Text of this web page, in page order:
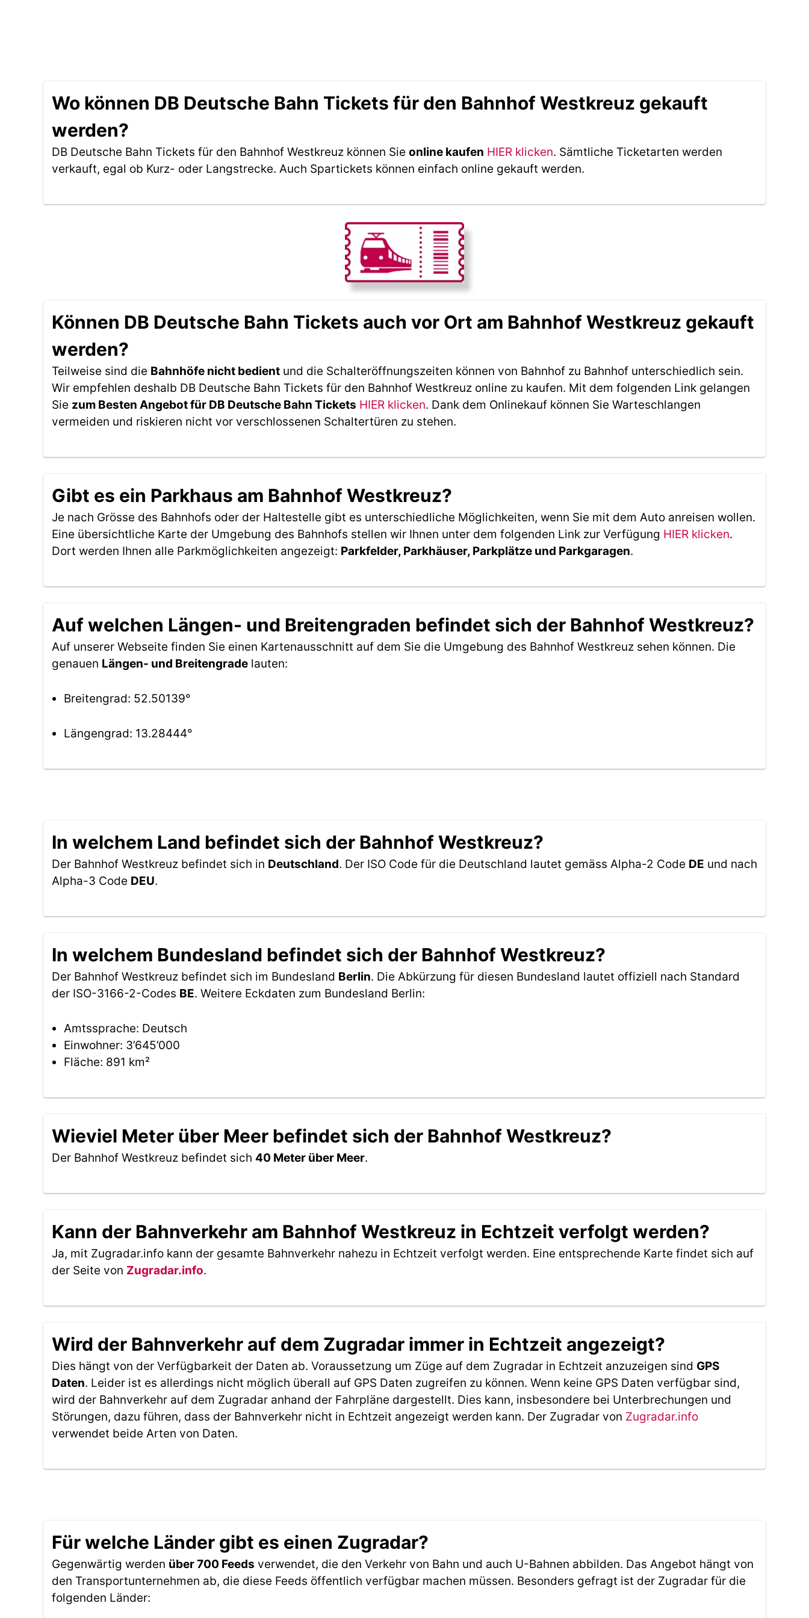
Wo können DB Deutsche Bahn Tickets für den Bahnhof Westkreuz gekauft
werden?
DB Deutsche Bahn Tickets für den Bahnhof Westkreuz können Sie online kaufen HIER klicken. Sämtliche Ticketarten werden
verkauft, egal ob Kurz- oder Langstrecke. Auch Spartickets können einfach online gekauft werden.
Können DB Deutsche Bahn Tickets auch vor Ort am Bahnhof Westkreuz gekauft
werden?
Teilweise sind die Bahnhöfe nicht bedient und die Schalteröffnungszeiten können von Bahnhof zu Bahnhof unterschiedlich sein.
Wir empfehlen deshalb DB Deutsche Bahn Tickets für den Bahnhof Westkreuz online zu kaufen. Mit dem folgenden Link gelangen
Sie zum Besten Angebot für DB Deutsche Bahn Tickets HIER klicken. Dank dem Onlinekauf können Sie Warteschlangen
vermeiden und riskieren nicht vor verschlossenen Schaltertüren zu stehen.
Gibt es ein Parkhaus am Bahnhof Westkreuz?
Je nach Grösse des Bahnhofs oder der Haltestelle gibt es unterschiedliche Möglichkeiten, wenn Sie mit dem Auto anreisen wollen.
Eine übersichtliche Karte der Umgebung des Bahnhofs stellen wir Ihnen unter dem folgenden Link zur Verfügung HIER klicken.
Dort werden Ihnen alle Parkmöglichkeiten angezeigt: Parkfelder, Parkhäuser, Parkplätze und Parkgaragen.
Auf welchen Längen- und Breitengraden befindet sich der Bahnhof Westkreuz?
Auf unserer Webseite finden Sie einen Kartenausschnitt auf dem Sie die Umgebung des Bahnhof Westkreuz sehen können. Die
genauen Längen- und Breitengrade lauten:
Breitengrad: 52.50139°
Längengrad: 13.28444°
In welchem Land befindet sich der Bahnhof Westkreuz?
Der Bahnhof Westkreuz befindet sich in Deutschland. Der ISO Code für die Deutschland lautet gemäss Alpha-2 Code DE und nach
Alpha-3 Code DEU.
In welchem Bundesland befindet sich der Bahnhof Westkreuz?
Der Bahnhof Westkreuz befindet sich im Bundesland Berlin. Die Abkürzung für diesen Bundesland lautet offiziell nach Standard
der ISO-3166-2-Codes BE. Weitere Eckdaten zum Bundesland Berlin:
Amtssprache: Deutsch
Einwohner: 3’645’000
Fläche: 891 km²
Wieviel Meter über Meer befindet sich der Bahnhof Westkreuz?
Der Bahnhof Westkreuz befindet sich 40 Meter über Meer.
Kann der Bahnverkehr am Bahnhof Westkreuz in Echtzeit verfolgt werden?
Ja, mit Zugradar.info kann der gesamte Bahnverkehr nahezu in Echtzeit verfolgt werden. Eine entsprechende Karte findet sich auf
der Seite von Zugradar.info.
Wird der Bahnverkehr auf dem Zugradar immer in Echtzeit angezeigt?
Dies hängt von der Verfügbarkeit der Daten ab. Voraussetzung um Züge auf dem Zugradar in Echtzeit anzuzeigen sind GPS
Daten. Leider ist es allerdings nicht möglich überall auf GPS Daten zugreifen zu können. Wenn keine GPS Daten verfügbar sind,
wird der Bahnverkehr auf dem Zugradar anhand der Fahrpläne dargestellt. Dies kann, insbesondere bei Unterbrechungen und
Störungen, dazu führen, dass der Bahnverkehr nicht in Echtzeit angezeigt werden kann. Der Zugradar von Zugradar.info
verwendet beide Arten von Daten.
Für welche Länder gibt es einen Zugradar?
Gegenwärtig werden über 700 Feeds verwendet, die den Verkehr von Bahn und auch U-Bahnen abbilden. Das Angebot hängt von
den Transportunternehmen ab, die diese Feeds öffentlich verfügbar machen müssen. Besonders gefragt ist der Zugradar für die
folgenden Länder: